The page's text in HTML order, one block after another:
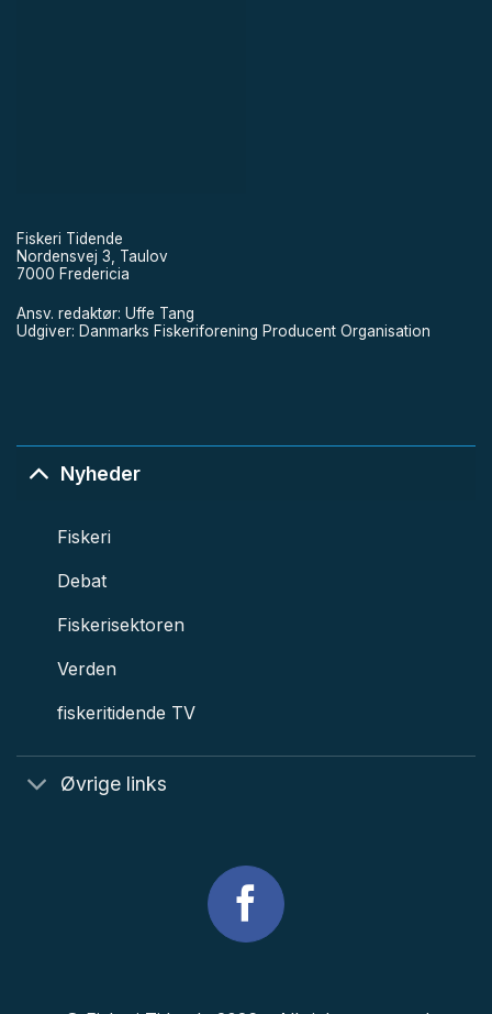
Fiskeri Tidende
Nordensvej 3, Taulov
7000 Fredericia
Ansv. redaktør: Uffe Tang
Udgiver: Danmarks Fiskeriforening Producent Organisation
Nyheder
Fiskeri
Debat
Fiskerisektoren
Verden
fiskeritidende TV
Øvrige links